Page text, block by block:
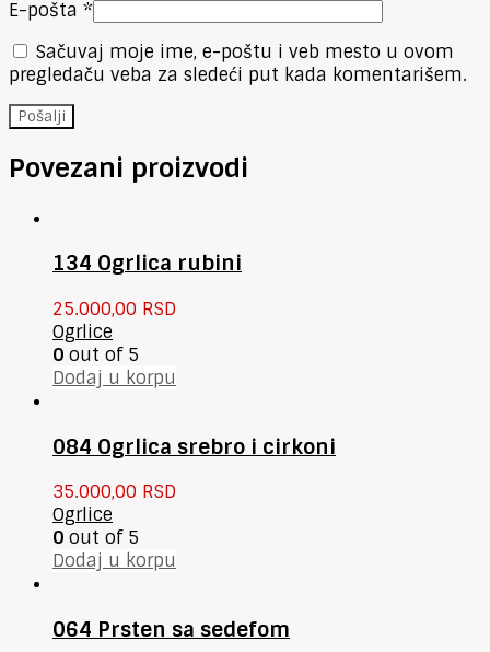
E-pošta *
Sačuvaj moje ime, e-poštu i veb mesto u ovom
pregledaču veba za sledeći put kada komentarišem.
Povezani proizvodi
134 Ogrlica rubini
25.000,00 RSD
Ogrlice
0 out of 5
Dodaj u korpu
084 Ogrlica srebro i cirkoni
35.000,00 RSD
Ogrlice
0 out of 5
Dodaj u korpu
064 Prsten sa sedefom